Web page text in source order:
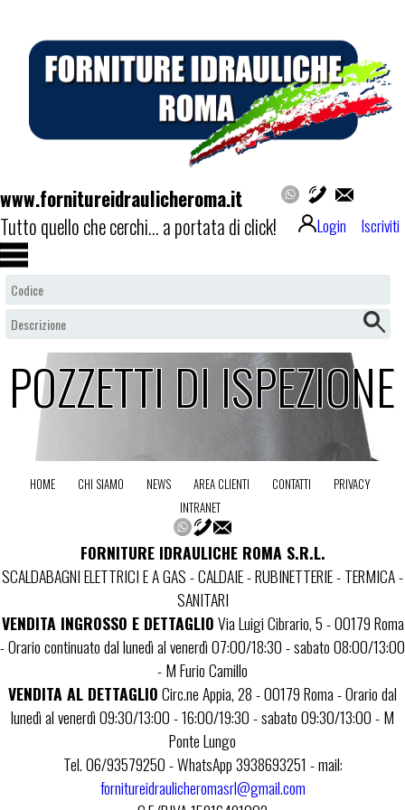
www.fornitureidraulicheroma.it
Tutto quello che cerchi... a portata di click!
Login Iscriviti
POZZETTI DI ISPEZIONE
HOME CHI SIAMO NEWS AREA CLIENTI CONTATTI
PRIVACY
INTRANET
FORNITURE IDRAULICHE ROMA S.R.L.
SCALDABAGNI ELETTRICI E A GAS - CALDAIE - RUBINETTERIE - TERMICA -
SANITARI
VENDITA INGROSSO E DETTAGLIOVia Luigi Cibrario, 5 - 00179 Roma
- Orario continuato dal lunedì al venerdì 07:00/18:30 - sabato 08:00/13:00
- M Furio Camillo
VENDITA AL DETTAGLIOCirc.ne Appia, 28 - 00179 Roma - Orario dal
lunedì al venerdì 09:30/13:00 - 16:00/19:30 - sabato 09:30/13:00 - M
Ponte Lungo
Tel. 06/93579250 - WhatsApp 3938693251 - mail:
fornitureidraulicheromasrl@gmail.com